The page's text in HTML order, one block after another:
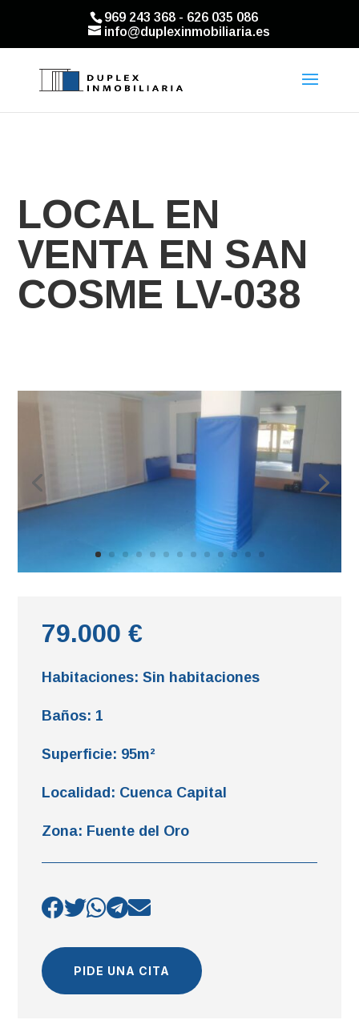
969 243 368 - 626 035 086
info@duplexinmobiliaria.es
LOCAL EN
VENTA EN SAN
COSME LV-038
79.000 €
Habitaciones:Sin habitaciones
Baños: 1
Superficie: 95m²
Localidad: Cuenca Capital
Zona: Fuente del Oro
PIDE UNA CITA